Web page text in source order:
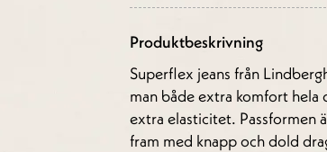
Produktbeskrivning
Superflex jeans från
man både extra komfort
extra elasticitet. Passformen
fram med knapp och dold